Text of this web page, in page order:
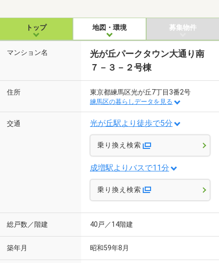
トップ 地図・環境 募集物件
マンション名
光が丘パークタウン大通り南
７－３－２号棟
住所 東京都練馬区光が丘7丁目3番2号
練馬区の暮らしデータを見る
交通 光が丘駅より徒歩で5分
乗り換え検索
成増駅よりバスで11分
乗り換え検索
総戸数／階建 40戸／14階建
築年月 昭和59年8月